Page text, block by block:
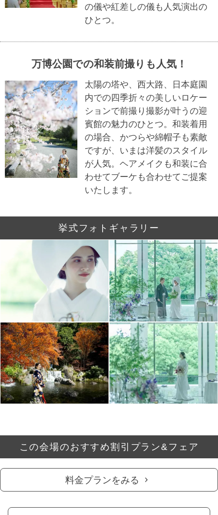
の儀や紅差しの儀も人気演出の
ひとつ。
万博公園での和装前撮りも人気！
太陽の塔や、西大路、日本庭園
内での四季折々の美しいロケー
ションで前撮り撮影が叶うの迎
賓館の魅力のひとつ。和装着用
の場合、かつらや綿帽子も素敵
ですが、いまは洋髪のスタイル
が人気。ヘアメイクも和装に合
わせてブーケも合わせてご提案
いたします。
挙式フォトギャラリー
この会場のおすすめ割引プラン&フェア
料金プランをみる